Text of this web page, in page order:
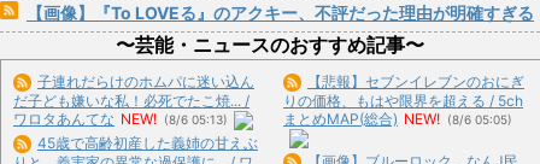
【画像】『To LOVEる』のアクキー、不評だった理由が明確すぎる
〜芸能・ニュースのおすすめ記事〜
子連れだらけのホムパに迷い込ん
だ子ども嫌いな私！必死でたこ焼... /
ワロタあんてな NEW! (8/6 05:13)
45歳で高齢初産した義姉の甘えぶ
【悲報】セブンイレブンのおにぎ
りの価格、もはや限界を超える / 5ch
まとめMAP(総合) NEW! (8/6 05:05)